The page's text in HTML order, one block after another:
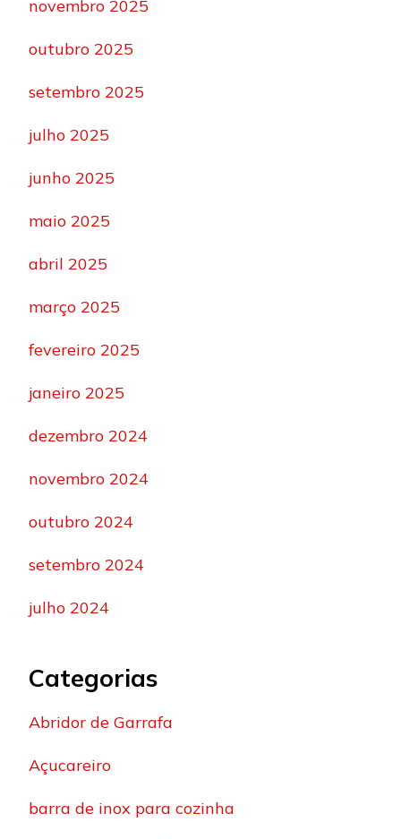
novembro 2025
outubro 2025
setembro 2025
julho 2025
junho 2025
maio 2025
abril 2025
março 2025
fevereiro 2025
janeiro 2025
dezembro 2024
novembro 2024
outubro 2024
setembro 2024
julho 2024
Categorias
Abridor de Garrafa
Açucareiro
barra de inox para cozinha